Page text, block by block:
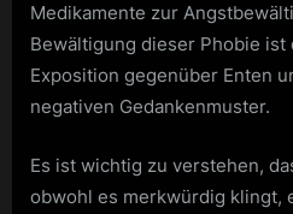
Medikamente zur
Bewältigung dieser Phobie
Exposition gegenüber Enten
negativen Gedankenmuster.
Es ist wichtig zu verstehen,
obwohl es merkwürdig klingt,